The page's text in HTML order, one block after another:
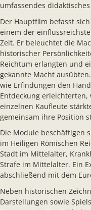
umfassendes
Der Hauptfilm befasst
einem der
Zeit. Er beleuchtet die
historischer
Reichtum erlangten und
gekannte Macht
wie Erfindungen den
Entdeckung erleichterten,
einzelnen Kaufleute
gemeinsam ihre Position
Die Module beschäftigen
im Heiligen Römischen
Stadt im Mittelalter,
Strafe im Mittelalter. Ein
abschließend mit dem
Neben historischen
Darstellungen sowie